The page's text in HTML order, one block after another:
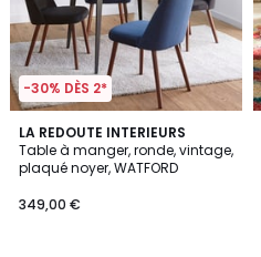
-30% DÈS 2*
LA REDOUTE INTERIEURS
Table à manger, ronde, vintage,
plaqué noyer, WATFORD
349,00 €
4,2
/ 5